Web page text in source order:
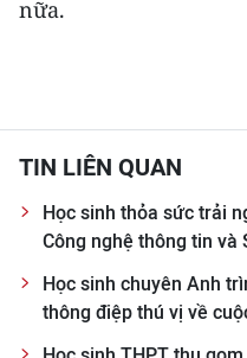
nữa.
TIN LIÊN QUAN
Học sinh thỏa sức trải
Công nghệ thông tin và
Học sinh chuyên Anh
thông điệp thú vị về